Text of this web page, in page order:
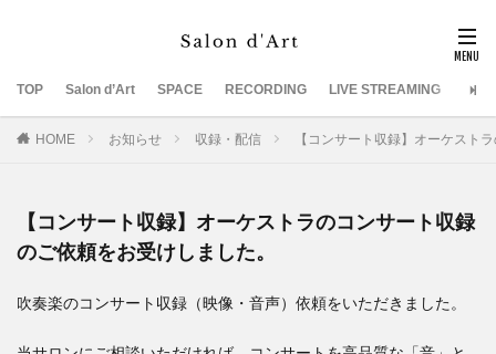
TOP Salon d’Art SPACE RECORDING LIVE STREAMING
HOME お知らせ 収録・配信 【コンサート収録】オーケスト
【コンサート収録】オーケストラのコンサート収録
のご依頼をお受けしました。
吹奏楽のコンサート収録（映像・音声）依頼をいただきました。